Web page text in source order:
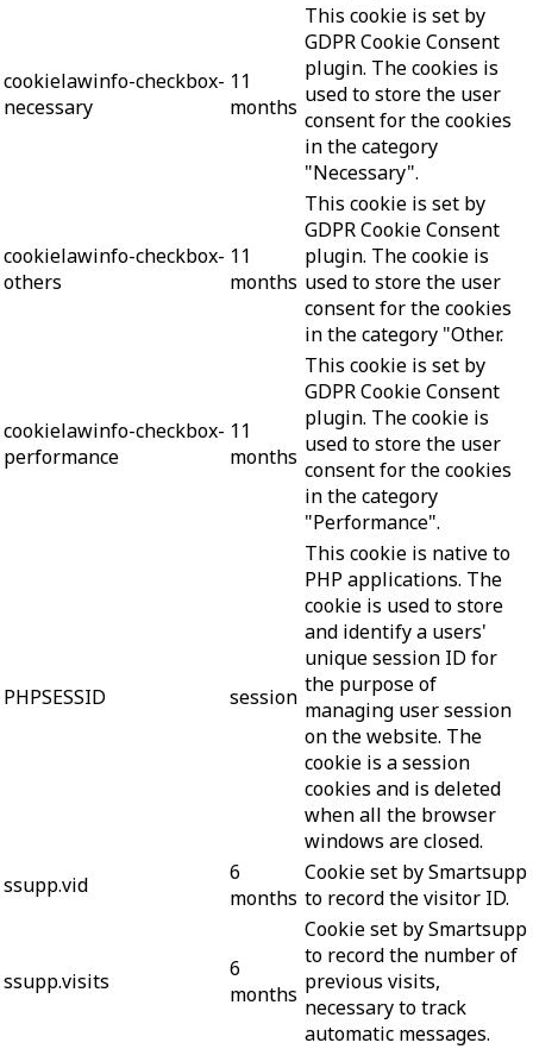
cookielawinfo-checkbox-
necessary
11
months
This cookie is set by
GDPR Cookie Consent
plugin. The cookies is
used to store the user
consent for the cookies
in the category
"Necessary".
cookielawinfo-checkbox-
others
11
months
This cookie is set by
GDPR Cookie Consent
plugin. The cookie is
used to store the user
consent for the cookies
in the category "Other.
cookielawinfo-checkbox-
performance
11
months
This cookie is set by
GDPR Cookie Consent
plugin. The cookie is
used to store the user
consent for the cookies
in the category
"Performance".
PHPSESSID session
This cookie is native to
PHP applications. The
cookie is used to store
and identify a users'
unique session ID for
the purpose of
managing user session
on the website. The
cookie is a session
cookies and is deleted
when all the browser
windows are closed.
ssupp.vid
6
months
Cookie set by Smartsupp
to record the visitor ID.
ssupp.visits
6
months
Cookie set by Smartsupp
to record the number of
previous visits,
necessary to track
automatic messages.